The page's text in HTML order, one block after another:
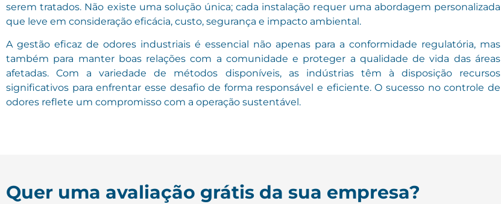
serem tratados. Não existe uma solução única; cada instalação requer uma abordagem personalizada
que leve em consideração eficácia, custo, segurança e impacto ambiental.
A gestão eficaz de odores industriais é essencial não apenas para a conformidade regulatória, mas
também para manter boas relações com a comunidade e proteger a qualidade de vida das áreas
afetadas. Com a variedade de métodos disponíveis, as indústrias têm à disposição recursos
significativos para enfrentar esse desafio de forma responsável e eficiente. O sucesso no controle de
odores reflete um compromisso com a operação sustentável.
Quer uma avaliação grátis da sua empresa?